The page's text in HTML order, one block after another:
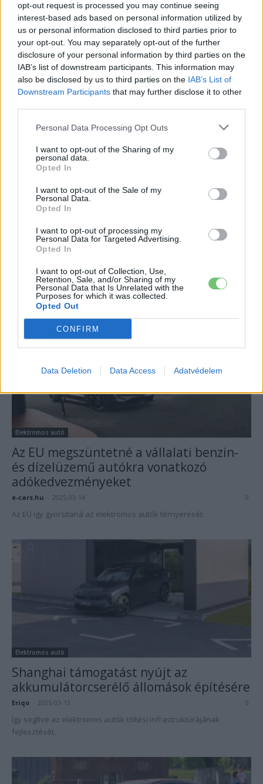
opt-out request is processed you may continue seeing
interest-based ads based on personal information utilized by
us or personal information disclosed to third parties prior to
your opt-out. You may separately opt-out of the further
disclosure of your personal information by third parties on the
IAB’s list of downstream participants. This information may
also be disclosed by us to third parties on the IAB’s List of
Downstream Participants that may further disclose it to other
Personal Data Processing Opt Outs
I want to opt-out of the Sharing of my
personal data.
Opted In
I want to opt-out of the Sale of my
Personal Data.
Opted In
I want to opt-out of processing my
Personal Data for Targeted Advertising.
Opted In
I want to opt-out of Collection, Use,
Retention, Sale, and/or Sharing of my
Personal Data that Is Unrelated with the
Purposes for which it was collected.
Opted Out
CONFIRM
Data Deletion Data Access Adatvédelem
Elektromos autó
Nagyszabású e-mobilitási programot
indít Lengyelország
e-cars.hu - 2025-05-04
Hatalmas összeggel gyorsítaná az elektromobilitás terjedését
Lengyelország.
Elektromos autó
Rekord összeggel támogatják az e-autók
e-cars.hu - 2025-04-25
Rekord költségvetéssel indul újra a Roncsautó program.
Elektromos autó
Az EU megszüntetné a vállalati benzin-
és dízelüzemű autókra vonatkozó
adókedvezményeket
e-cars.hu 2025-03-14 0
Az EU így gyorsítaná az elektromos autók térnyerését.
Elektromos autó
Shanghai támogatást nyújt az
akkumulátorcserélő állomások építésére
Eriqo 2025-03-13 0
Így segítve az elektromos autók töltési infrastruktúrájának
fejlesztését.